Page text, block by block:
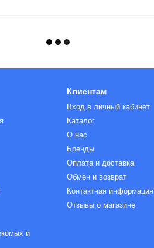
и
Клиентам
Вход в личный кабинет
Каталог
О нас
Бренды
Оплата и доставка
Обмен и возврат
Контактная информация
Отзывы о магазине